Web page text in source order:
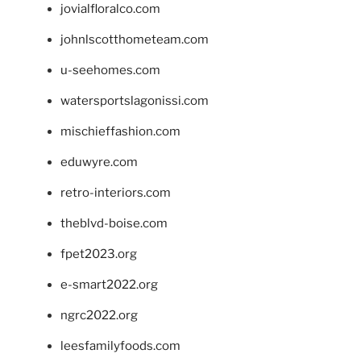
jovialfloralco.com
johnlscotthometeam.com
u-seehomes.com
watersportslagonissi.com
mischieffashion.com
eduwyre.com
retro-interiors.com
theblvd-boise.com
fpet2023.org
e-smart2022.org
ngrc2022.org
leesfamilyfoods.com